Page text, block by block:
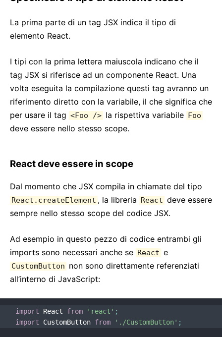
La prima parte di un tag JSX indica il tipo di
elemento React.
I tipi con la prima lettera maiuscola indicano che il
tag JSX si riferisce ad un componente React. Una
volta eseguita la compilazione questi tag avranno un
riferimento diretto con la variabile, il che significa che
per usare il tag <Foo /> la rispettiva variabile Foo
deve essere nello stesso scope.
React deve essere in scope
Dal momento che JSX compila in chiamate del tipo
React.createElement , la libreria React deve essere
sempre nello stesso scope del codice JSX.
Ad esempio in questo pezzo di codice entrambi gli
imports sono necessari anche se React e
CustomButton non sono direttamente referenziati
all’interno di JavaScript:
import React from 'react' ;
import CustomButton from './CustomButton' ;
Controllo Tipi con PropTypes
Componenti Non Controllati
API DI RIFERIMENTO
React
React.Component
ReactDOM
Elementi DOM
SyntheticEvent
Test Utilities
Test Renderer
Glossario
HOOKS
1. Introduzione agli Hooks
2. Panoramica sugli Hooks
3. Usare l'Hook State
4. Usare l'Hook Effect